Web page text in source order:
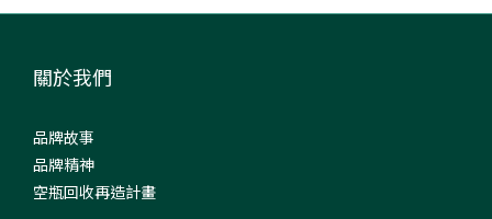
關於我們
品牌故事
品牌精神
空瓶回收再造計畫